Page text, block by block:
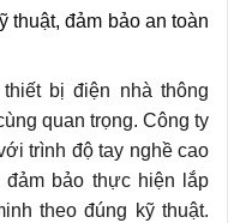
thuật, đảm bảo an toàn
bị điện nhà thông
quan trọng. Công ty
trình độ tay nghề cao
đảm bảo thực hiện lắp
theo đúng kỹ thuật.